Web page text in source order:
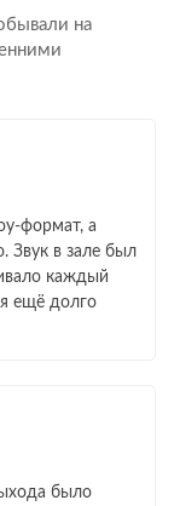
на
а
Звук в зале был
каждый
ещё долго
было